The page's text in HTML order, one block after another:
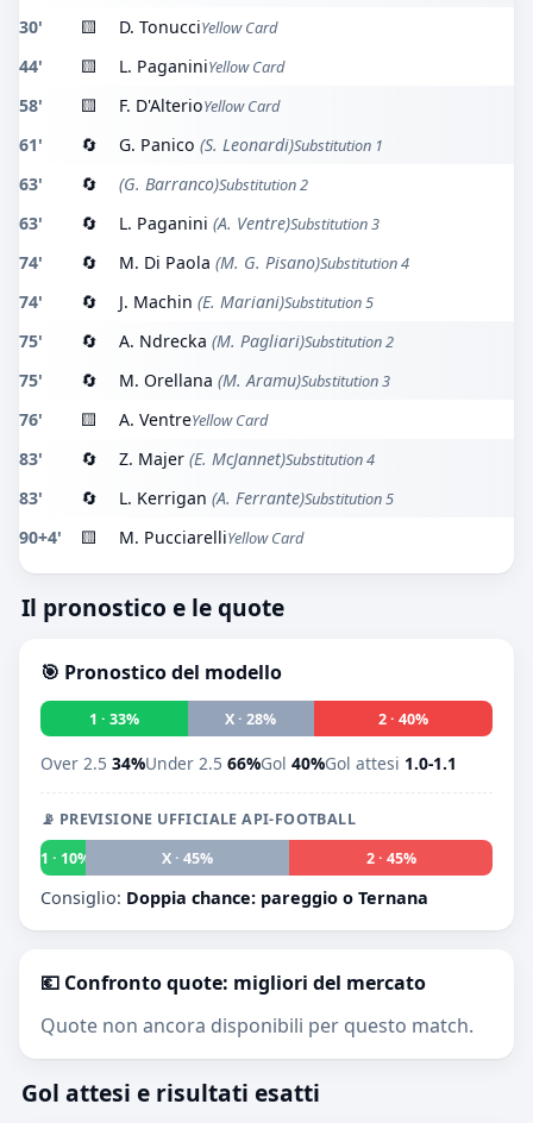
30' 🟨 D. TonucciYellow Card
44' 🟨 L. PaganiniYellow Card
58' 🟨 F. D'AlterioYellow Card
61' 🔄 G. Panico (S. Leonardi)Substitution 1
63' 🔄 (G. Barranco)Substitution 2
63' 🔄 L. Paganini (A. Ventre)Substitution 3
74' 🔄 M. Di Paola (M. G. Pisano)Substitution 4
74' 🔄 J. Machin (E. Mariani)Substitution 5
75' 🔄 A. Ndrecka (M. Pagliari)Substitution 2
75' 🔄 M. Orellana (M. Aramu)Substitution 3
76' 🟨 A. VentreYellow Card
83' 🔄 Z. Majer (E. McJannet)Substitution 4
83' 🔄 L. Kerrigan (A. Ferrante)Substitution 5
90+4' 🟨 M. PucciarelliYellow Card
Il pronostico e le quote
🎯 Pronostico del modello
1 · 33% X · 28% 2 · 40%
Over 2.5 34%Under 2.5 66%Gol 40%Gol attesi 1.0-1.1
📡 PREVISIONE UFFICIALE API-FOOTBALL
1 · 10%
X · 45% 2 · 45%
Consiglio: Doppia chance: pareggio o Ternana
💶 Confronto quote: migliori del mercato
Quote non ancora disponibili per questo match.
Gol attesi e risultati esatti